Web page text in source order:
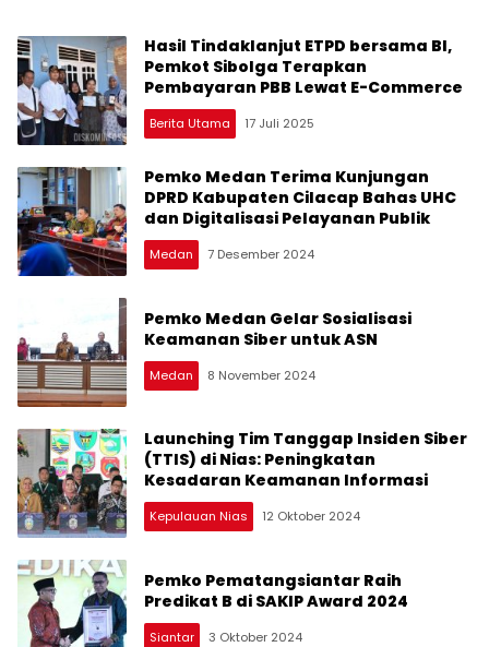
Hasil Tindaklanjut ETPD bersama BI,
Pemkot Sibolga Terapkan
Pembayaran PBB Lewat E-Commerce
Berita Utama 17 Juli 2025
Pemko Medan Terima Kunjungan
DPRD Kabupaten Cilacap Bahas UHC
dan Digitalisasi Pelayanan Publik
Medan 7 Desember 2024
Pemko Medan Gelar Sosialisasi
Keamanan Siber untuk ASN
Medan 8 November 2024
Launching Tim Tanggap Insiden Siber
(TTIS) di Nias: Peningkatan
Kesadaran Keamanan Informasi
Kepulauan Nias 12 Oktober 2024
Pemko Pematangsiantar Raih
Predikat B di SAKIP Award 2024
Siantar 3 Oktober 2024